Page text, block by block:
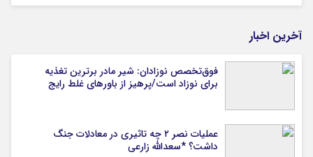
آخرین اخبار
فوق‌تخصص نوزادان: شیر مادر برترین تغذیه
برای نوزاد است/پرهیز از باورهای غلط رایج
عملیات نصر ۲ چه تاثیری در معادلات جنگ
داشت؟ *سعدالله زارعی